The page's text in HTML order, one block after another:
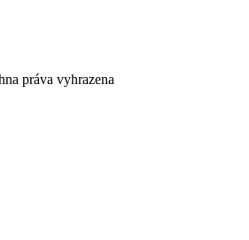
práva vyhrazena